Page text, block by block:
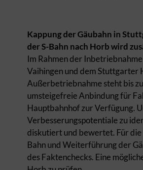
Kappung der Gäubahn in
der S-Bahn nach Horb wird
Im Rahmen der
Vaihingen und dem Stuttgarter
Außerbetriebnahme steht bis
umsteigefreie Anbindung für
Hauptbahnhof zur Verfügung.
Verbesserungspotentiale zu
diskutiert und bewertet. Für die
Bahn und Weiterführung der
des Faktenchecks. Eine